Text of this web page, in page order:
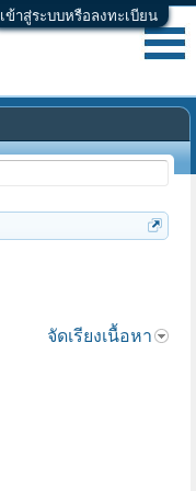
เข้าสู่ระบบหรือลงทะเบียน
จัดเรียงเนื้อหา